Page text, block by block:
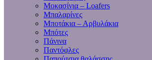
Μοκασίνια – Loafers
Μπαλαρίνες
Μποτάκια – Αρβυλάκια
Μπότες
Πάνινα
Παντόφλες